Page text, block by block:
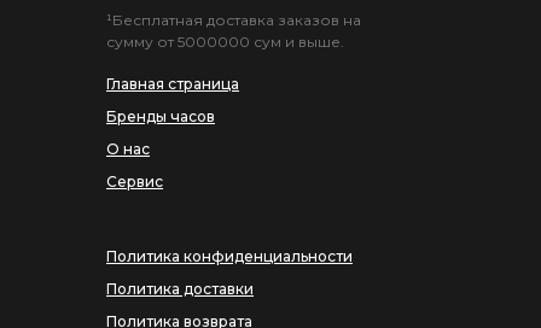
Главная страница
Бренды часов
О нас
Сервис
¹Бесплатная доставка заказов на
сумму от 5000000 сум и выше.
Политика конфиденциальности
Политика доставки
Политика возврата